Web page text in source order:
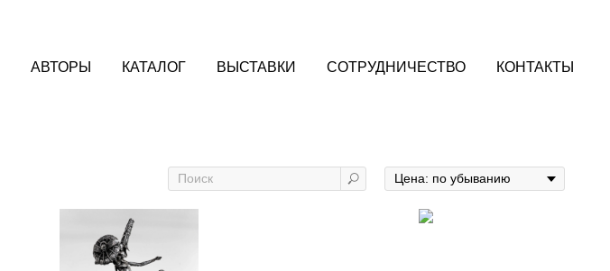
АВТОРЫ КАТАЛОГ ВЫСТАВКИ СОТРУДНИЧЕСТВО КОНТАКТЫ